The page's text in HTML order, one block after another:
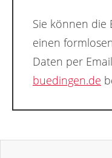
Sie können die
einen
Daten per
buedingen.de